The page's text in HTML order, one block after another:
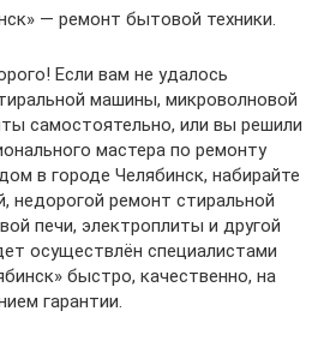
— ремонт бытовой техники.
Если вам не удалось
машины, микроволновой
самостоятельно, или вы решили
мастера по ремонту
в городе Челябинск, набирайте
недорогой ремонт стиральной
печи, электроплиты и другой
осуществлён специалистами
быстро, качественно, на
гарантии.